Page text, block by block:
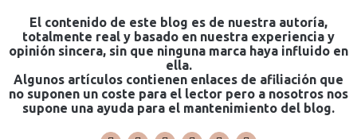
El contenido de este blog es de nuestra autoría,
totalmente real y basado en nuestra experiencia y
opinión sincera, sin que ninguna marca haya influido en
ella.
Algunos artículos contienen enlaces de afiliación que
no suponen un coste para el lector pero a nosotros nos
supone una ayuda para el mantenimiento del blog.